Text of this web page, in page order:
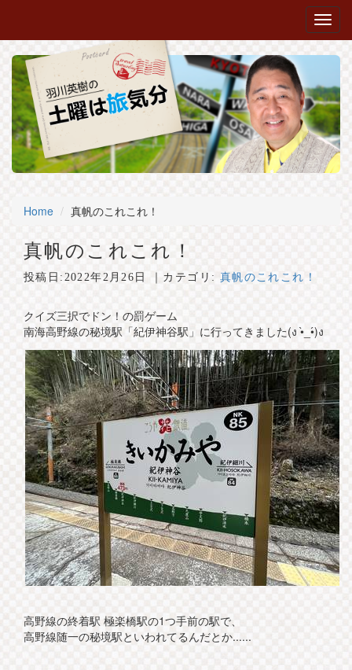
Home 真帆のこれこれ！
真帆のこれこれ！
投稿日: 2022年2月26日 ｜カテゴリ: 真帆のこれこれ！
クイズ三択でドン！の罰ゲーム
南海高野線の秘境駅「紀伊神谷駅」に行ってきました(ง •̀_•́)ง
高野線の終着駅 極楽橋駅の1つ手前の駅で、
高野線随一の秘境駅といわれてるんだとか......